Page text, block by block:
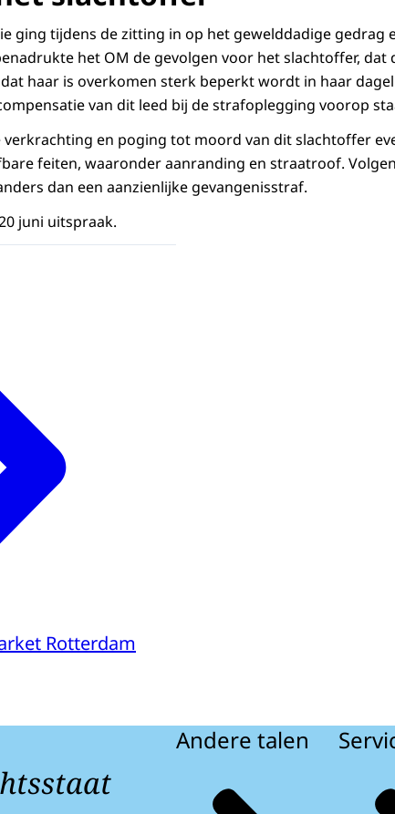
ging tijdens de zitting in op het gewelddadige gedrag
het OM de gevolgen voor het slachtoffer, dat
haar is overkomen sterk beperkt wordt in haar
van dit leed bij de strafoplegging voorop
verkrachting en poging tot moord van dit slachtoffer
feiten, waaronder aanranding en straatroof.
dan een aanzienlijke gevangenisstraf.
juni uitspraak.
Rotterdam
Andere talen